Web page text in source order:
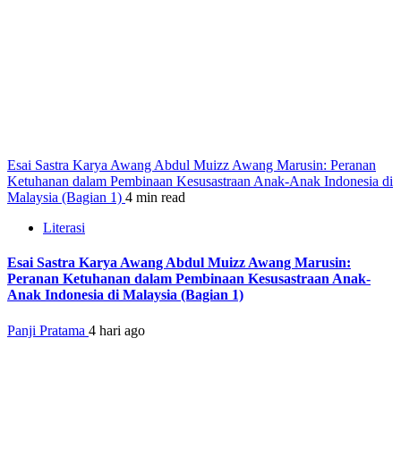
Esai Sastra Karya Awang Abdul Muizz Awang Marusin: Peranan
Ketuhanan dalam Pembinaan Kesusastraan Anak-Anak Indonesia di
Malaysia (Bagian 1) 4 min read
Literasi
Esai Sastra Karya Awang Abdul Muizz Awang Marusin:
Peranan Ketuhanan dalam Pembinaan Kesusastraan Anak-
Anak Indonesia di Malaysia (Bagian 1)
Panji Pratama 4 hari ago